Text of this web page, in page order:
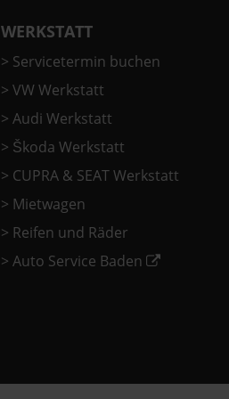
WERKSTATT
> Servicetermin buchen
> VW Werkstatt
> Audi Werkstatt
> Škoda Werkstatt
> CUPRA & SEAT Werkstatt
> Mietwagen
> Reifen und Räder
> Auto Service Baden